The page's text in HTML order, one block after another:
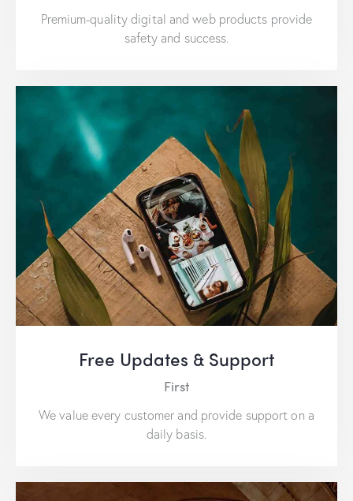
Premium-quality digital and web products provide
safety and success.
Free Updates & Support
First
We value every customer and provide support on a
daily basis.